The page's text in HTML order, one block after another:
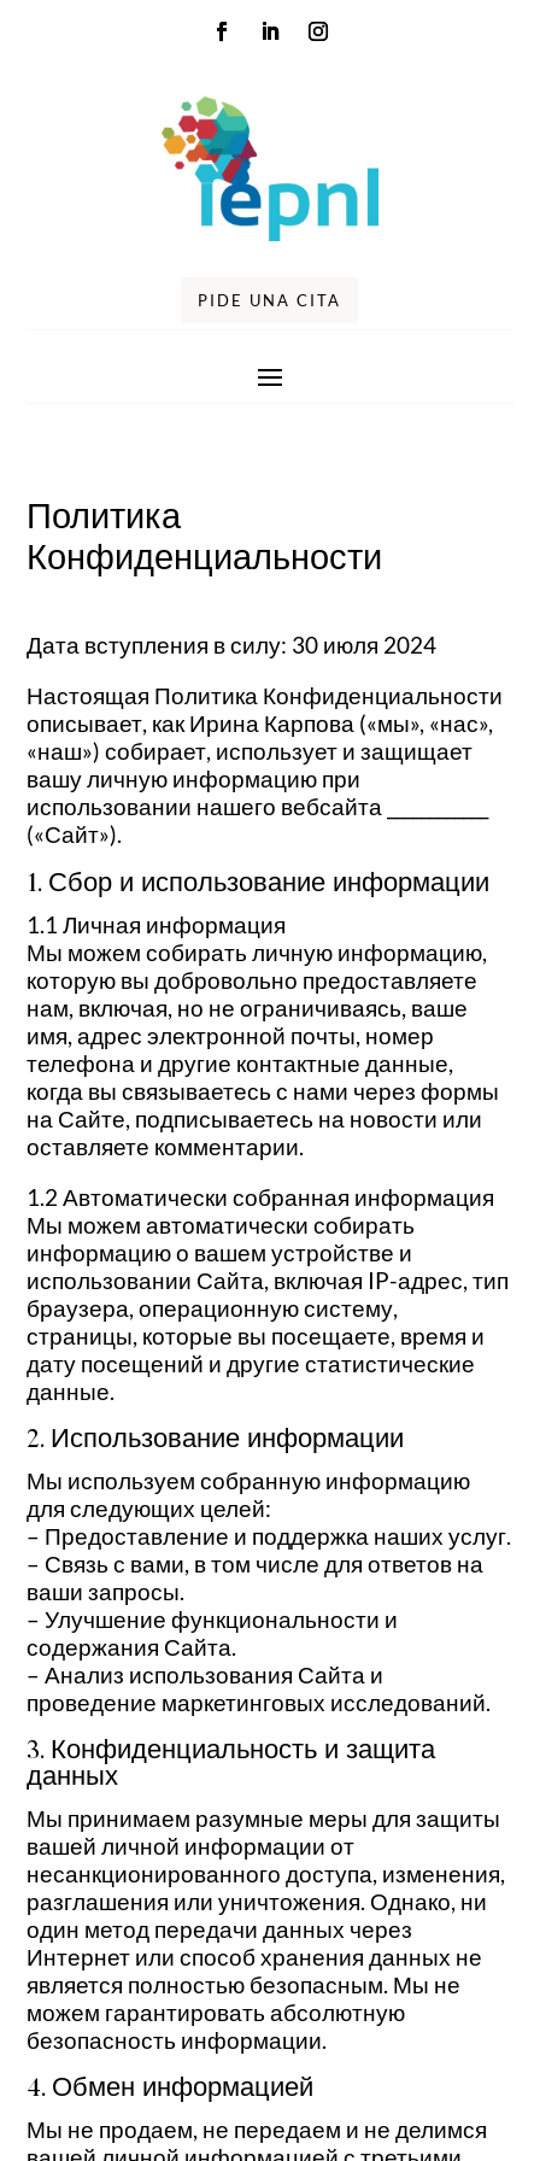
PIDE UNA CITA
Политика
Конфиденциальности
Дата вступления в силу: 30 июля 2024
Настоящая Политика Конфиденциальности
описывает, как Ирина Карпова («мы», «нас»,
«наш») собирает, использует и защищает
вашу личную информацию при
использовании нашего вебсайта ____________
(«Сайт»).
1. Сбор и использование информации
1.1 Личная информация
Мы можем собирать личную информацию,
которую вы добровольно предоставляете
нам, включая, но не ограничиваясь, ваше
имя, адрес электронной почты, номер
телефона и другие контактные данные,
когда вы связываетесь с нами через формы
на Сайте, подписываетесь на новости или
оставляете комментарии.
1.2 Автоматически собранная информация
Мы можем автоматически собирать
информацию о вашем устройстве и
использовании Сайта, включая IP-адрес, тип
браузера, операционную систему,
страницы, которые вы посещаете, время и
дату посещений и другие статистические
данные.
2. Использование информации
Мы используем собранную информацию
для следующих целей:
– Предоставление и поддержка наших услуг.
– Связь с вами, в том числе для ответов на
ваши запросы.
– Улучшение функциональности и
содержания Сайта.
– Анализ использования Сайта и
проведение маркетинговых исследований.
3. Конфиденциальность и защита
данных
Мы принимаем разумные меры для защиты
вашей личной информации от
несанкционированного доступа, изменения,
разглашения или уничтожения. Однако, ни
один метод передачи данных через
Интернет или способ хранения данных не
является полностью безопасным. Мы не
можем гарантировать абсолютную
безопасность информации.
4. Обмен информацией
Мы не продаем, не передаем и не делимся